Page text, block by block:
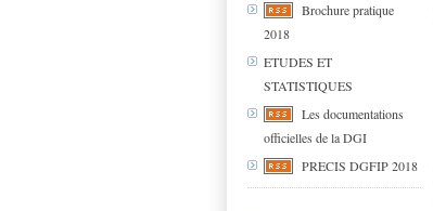
Brochure pratique
2018
ETUDES ET
STATISTIQUES
Les documentations
officielles de la DGI
PRECIS DGFIP 2018